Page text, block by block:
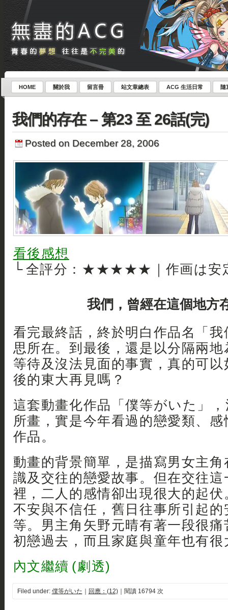
HOME 關於我 留言冊 站文章總表 ACG 生活日常 隨
我們的存在 – 第23 至 26話(完)
Posted on December 28, 2006
看後感想
└ 全評分：★★★★★｜作画は安
我們，曾經在這個地方
看完最終話，終於明白作品名「
思所在。到最後，還是以分隔兩
等待及沒法見面的事實，真的可
後的東大再見嗎？
這套動畫化作品「僕等がいた」
所畫，實是今年看過的戀愛類、
作品。
動畫的背景簡單，是描寫男女主
識及交往的戀愛故事。但在交往
裡，二人的感情卻出現很大的起
不安與不信任，舊日往事所引起
等。男主角矢野元晴有著一段很
初戀過去，而且家庭與童年也有很
內文繼續 (劇透)
Filed under: 僕等がいた 回應：(12)｜閱讀 16794 次